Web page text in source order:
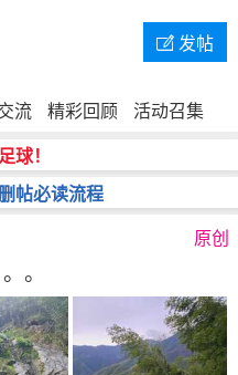
 发帖
流 精彩回顾 活动召集
球！
帖必读流程
原创
。